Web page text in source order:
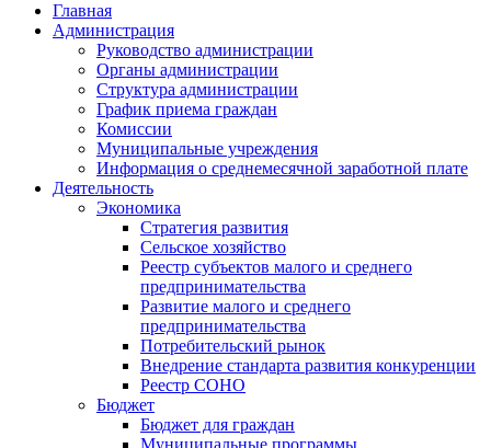
Главная
Администрация
Руководство администрации
Органы администрации
Структура администрации
График приема граждан
Комиссии
Муниципальные учреждения
Информация о среднемесячной заработной плате
Деятельность
Экономика
Стратегия развития
Сельское хозяйство
Реестр субъектов малого и среднего
предпринимательства
Развитие малого и среднего
предпринимательства
Потребительский рынок
Внедрение стандарта развития конкуренции
Реестр СОНО
Бюджет
Бюджет для граждан
Муниципальные программы